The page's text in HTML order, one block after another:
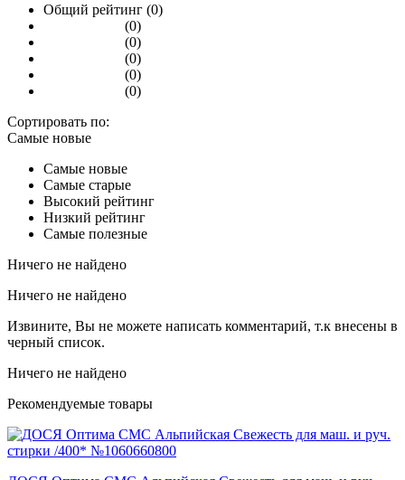
Общий рейтинг (0)
(0)
(0)
(0)
(0)
(0)
Сортировать по:
Самые новые
Самые новые
Самые старые
Высокий рейтинг
Низкий рейтинг
Самые полезные
Ничего не найдено
Ничего не найдено
Извините, Вы не можете написать комментарий, т.к внесены в
черный список.
Ничего не найдено
Рекомендуемые товары